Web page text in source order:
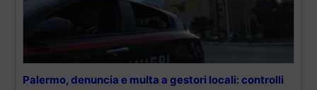
Palermo, denuncia e multa a gestori locali: controlli